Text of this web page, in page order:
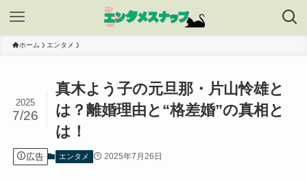
ホーム エンタメ
真木よう子の元旦那・片山怜雄と
は？離婚理由と“格差婚”の真相と
は！
2025
7/26
広告 エンタメ 2025年7月26日